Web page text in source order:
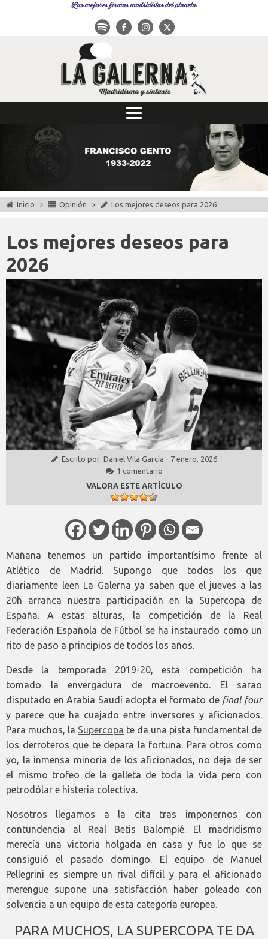
Las mejores firmas madridistas del planeta
Inicio Opinión Los mejores deseos para 2026
Los mejores deseos para
2026
Escrito por: Daniel Vila García - 7 enero, 2026
1 comentario
VALORA ESTE ARTÍCULO
Mañana tenemos un partido importantísimo frente al
Atlético de Madrid. Supongo que todos los que
diariamente leen La Galerna ya saben que el jueves a las
20h arranca nuestra participación en la Supercopa de
España. A estas alturas, la competición de la Real
Federación Española de Fútbol se ha instaurado como un
rito de paso a principios de todos los años.
Desde la temporada 2019-20, esta competición ha
tomado la envergadura de macroevento. El sarao
disputado en Arabia Saudí adopta el formato de final four
y parece que ha cuajado entre inversores y aficionados.
Para muchos, la Supercopa te da una pista fundamental de
los derroteros que te depara la fortuna. Para otros como
yo, la inmensa minoría de los aficionados, no deja de ser
el mismo trofeo de la galleta de toda la vida pero con
petrodólar e histeria colectiva.
Nosotros llegamos a la cita tras imponernos con
contundencia al Real Betis Balompié. El madridismo
merecía una victoria holgada en casa y fue lo que se
consiguió el pasado domingo. El equipo de Manuel
Pellegrini es siempre un rival difícil y para el aficionado
merengue supone una satisfacción haber goleado con
solvencia a un equipo de esta categoría europea.
PARA MUCHOS, LA SUPERCOPA TE DA